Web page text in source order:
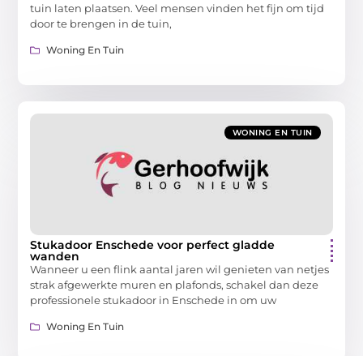
tuin laten plaatsen. Veel mensen vinden het fijn om tijd
door te brengen in de tuin,
Woning En Tuin
WONING EN TUIN
Stukadoor Enschede voor perfect gladde
wanden
Wanneer u een flink aantal jaren wil genieten van netjes
strak afgewerkte muren en plafonds, schakel dan deze
professionele stukadoor in Enschede in om uw
Woning En Tuin